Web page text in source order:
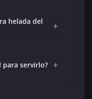
helada del
+
para servirlo? +